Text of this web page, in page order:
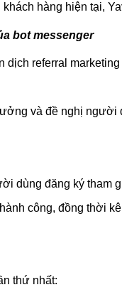
khách hàng hiện tại,
bot messenger
dịch referral
và đề nghị người
dùng đăng ký tham
công, đồng thời
thứ nhất: